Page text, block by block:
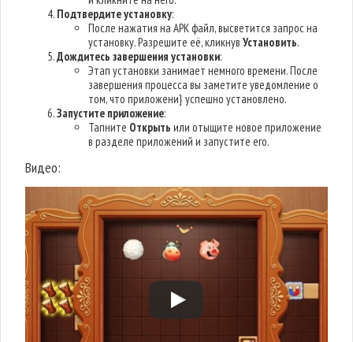
Подтвердите установку:
После нажатия на APK файл, высветится запрос на
установку. Разрешите её, кликнувУстановить.
Дождитесь завершения установки:
Этап установки занимает немного времени. После
завершения процесса вы заметите уведомление о
том, что приложени} успешно установлено.
Запустите приложение:
Тапните Открыть или отыщите новое приложение
в разделе приложений и запустите его.
Видео: